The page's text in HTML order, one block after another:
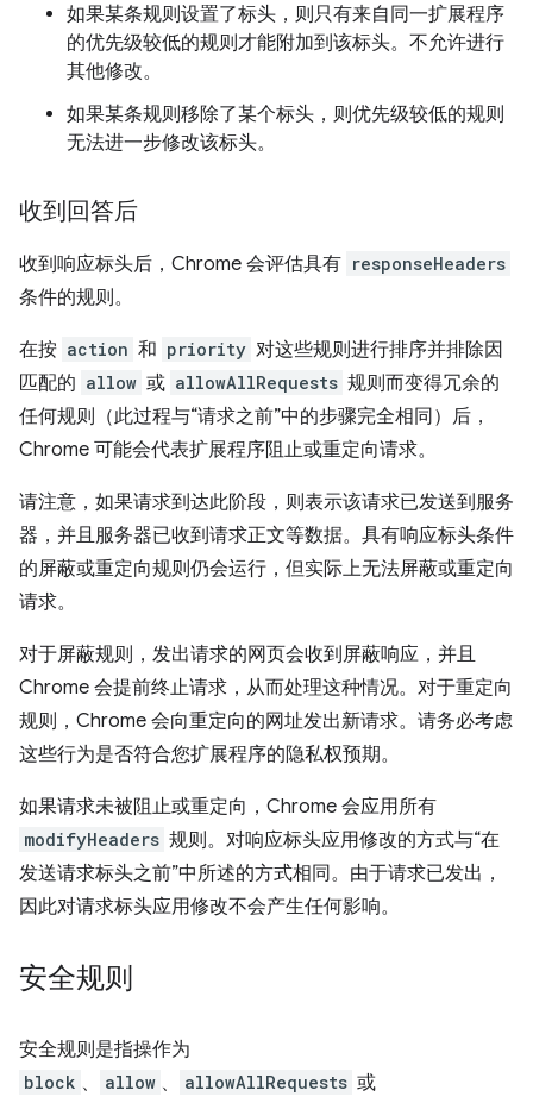
如果某条规则设置了标头，则只有来自同一扩展程序
的优先级较低的规则才能附加到该标头。不允许进行
其他修改。
如果某条规则移除了某个标头，则优先级较低的规则
无法进一步修改该标头。
收到回答后
收到响应标头后，Chrome 会评估具有 responseHeaders
条件的规则。
在按 action 和 priority 对这些规则进行排序并排除因
匹配的 allow 或 allowAllRequests 规则而变得冗余的
任何规则（此过程与“请求之前”中的步骤完全相同）后，
Chrome 可能会代表扩展程序阻止或重定向请求。
请注意，如果请求到达此阶段，则表示该请求已发送到服务
器，并且服务器已收到请求正文等数据。具有响应标头条件
的屏蔽或重定向规则仍会运行，但实际上无法屏蔽或重定向
请求。
对于屏蔽规则，发出请求的网页会收到屏蔽响应，并且
Chrome 会提前终止请求，从而处理这种情况。对于重定向
规则，Chrome 会向重定向的网址发出新请求。请务必考虑
这些行为是否符合您扩展程序的隐私权预期。
如果请求未被阻止或重定向，Chrome 会应用所有
modifyHeaders 规则。对响应标头应用修改的方式与“在
发送请求标头之前”中所述的方式相同。由于请求已发出，
因此对请求标头应用修改不会产生任何影响。
安全规则
安全规则是指操作为
block 、 allow 、 allowAllRequests 或